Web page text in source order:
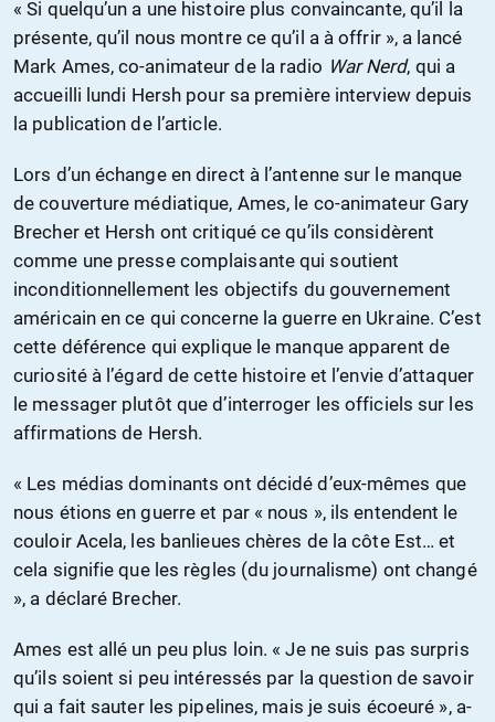
« Si quelqu’un a une histoire plus convaincante, qu’il la
présente, qu’il nous montre ce qu’il a à offrir », a lancé
Mark Ames, co-animateur de la radio War Nerd, qui a
accueilli lundi Hersh pour sa première interview depuis
la publication de l’article.
Lors d’un échange en direct à l’antenne sur le manque
de couverture médiatique, Ames, le co-animateur Gary
Brecher et Hersh ont critiqué ce qu’ils considèrent
comme une presse complaisante qui soutient
inconditionnellement les objectifs du gouvernement
américain en ce qui concerne la guerre en Ukraine. C’est
cette déférence qui explique le manque apparent de
curiosité à l’égard de cette histoire et l’envie d’attaquer
le messager plutôt que d’interroger les officiels sur les
affirmations de Hersh.
« Les médias dominants ont décidé d’eux-mêmes que
nous étions en guerre et par « nous », ils entendent le
couloir Acela, les banlieues chères de la côte Est… et
cela signifie que les règles (du journalisme) ont changé
», a déclaré Brecher.
Ames est allé un peu plus loin. « Je ne suis pas surpris
qu’ils soient si peu intéressés par la question de savoir
qui a fait sauter les pipelines, mais je suis écoeuré », a-